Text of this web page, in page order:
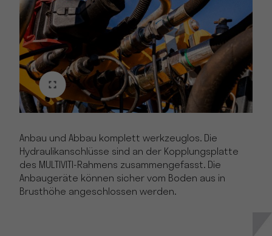
Anbau und Abbau komplett werkzeuglos. Die
Hydraulikanschlüsse sind an der Kopplungsplatte
des MULTIVITI-Rahmens zusammengefasst. Die
Anbaugeräte können sicher vom Boden aus in
Brusthöhe angeschlossen werden.